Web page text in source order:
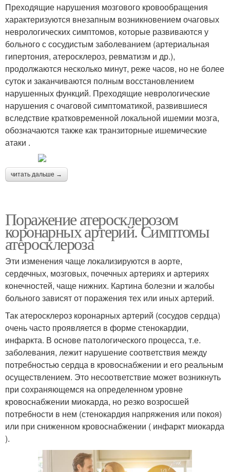
Преходящие нарушения мозгового кровообращения
характеризуются внезапным возникновением очаговых
неврологических симптомов, которые развиваются у
больного с сосудистым заболеванием (артериальная
гипертония, атеросклероз, ревматизм и др.),
продолжаются несколько минут, реже часов, но не более
суток и заканчиваются полным восстановлением
нарушенных функций. Преходящие неврологические
нарушения с очаговой симптоматикой, развившиеся
вследствие кратковременной локальной ишемии мозга,
обозначаются также как транзиторные ишемические
атаки .
читать дальше →
Поражение атеросклерозом
коронарных артерий. Симптомы
атеросклероза
Эти изменения чаще локализируются в аорте,
сердечных, мозговых, почечных артериях и артериях
конечностей, чаще нижних. Картина болезни и жалобы
больного зависят от поражения тех или иных артерий.
Так атеросклероз коронарных артерий (сосудов сердца)
очень часто проявляется в форме стенокардии,
инфаркта. В основе патологического процесса, т.е.
заболевания, лежит нарушение соответствия между
потребностью сердца в кровоснабжении и его реальным
осуществлением. Это несоответствие может возникнуть
при сохраняющемся на определенном уровне
кровоснабжении миокарда, но резко возросшей
потребности в нем (стенокардия напряжения или покоя)
или при сниженном кровоснабжении ( инфаркт миокарда
).